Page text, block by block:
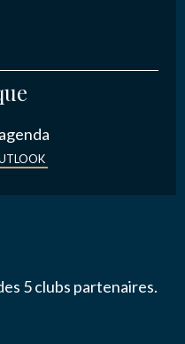
5 clubs partenaires.